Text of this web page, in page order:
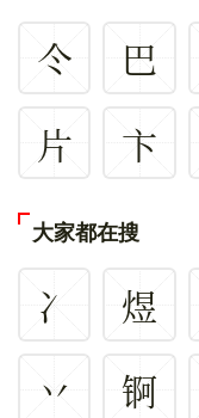
仒 巴
片
卞
大家都在搜
冫 煜
丷
锕